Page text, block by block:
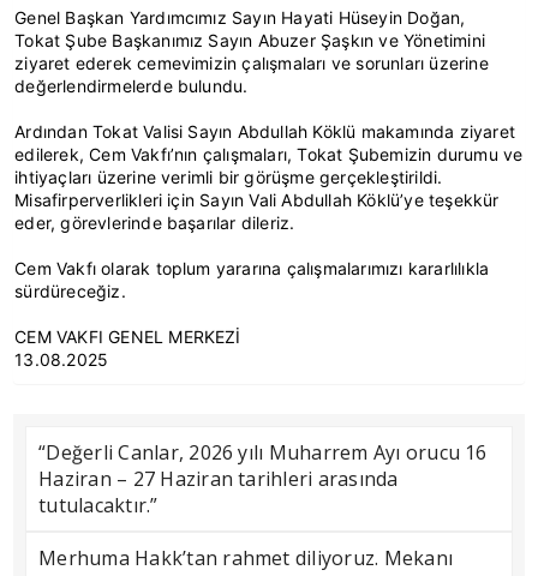
Genel Başkan Yardımcımız Sayın Hayati Hüseyin Doğan,
Tokat Şube Başkanımız Sayın Abuzer Şaşkın ve Yönetimini
ziyaret ederek cemevimizin çalışmaları ve sorunları üzerine
değerlendirmelerde bulundu.
Ardından Tokat Valisi Sayın Abdullah Köklü makamında ziyaret
edilerek, Cem Vakfı’nın çalışmaları, Tokat Şubemizin durumu ve
ihtiyaçları üzerine verimli bir görüşme gerçekleştirildi.
Misafirperverlikleri için Sayın Vali Abdullah Köklü’ye teşekkür
eder, görevlerinde başarılar dileriz.
Cem Vakfı olarak toplum yararına çalışmalarımızı kararlılıkla
sürdüreceğiz.
CEM VAKFI GENEL MERKEZİ
13.08.2025
“Değerli Canlar, 2026 yılı Muharrem Ayı orucu 16
Haziran – 27 Haziran tarihleri arasında
tutulacaktır.”
Merhuma Hakk’tan rahmet diliyoruz. Mekanı